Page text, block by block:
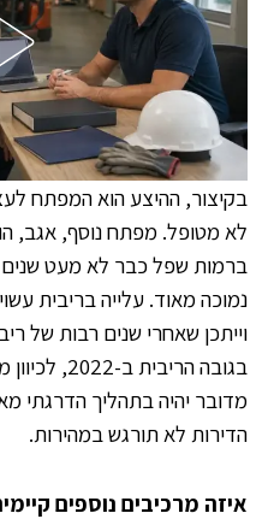
בקיצור, ההיצע הוא המפתח
לא מטופל. מפתח נוסף, אגב,
ברמות שפל כבר לא מעט
נמוכה מאוד. עלייה בריבית
וייתכן שאחרי שנים רבות של
בגובה
מדובר יהיה בתהליך הדרגתי
הדירות לא תורגש במהירות.
איזה מרכיבים נוספים